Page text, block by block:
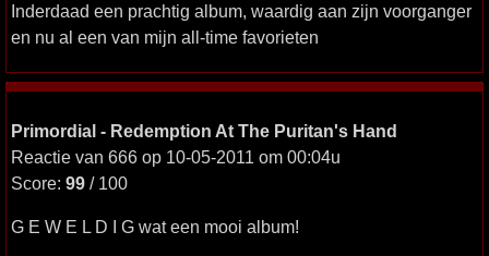
Inderdaad een prachtig album, waardig aan zijn voorganger
en nu al een van mijn all-time favorieten
Primordial - Redemption At The Puritan's Hand
Reactie van 666 op 10-05-2011 om 00:04u
Score: 99 / 100
G E W E L D I G wat een mooi album!